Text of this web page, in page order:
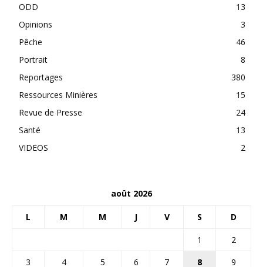
ODD
13
Opinions
3
Pêche
46
Portrait
8
Reportages
380
Ressources Minières
15
Revue de Presse
24
Santé
13
VIDEOS
2
août 2026
L M M J V S D
1
2
3
4 5 6 7 8
9